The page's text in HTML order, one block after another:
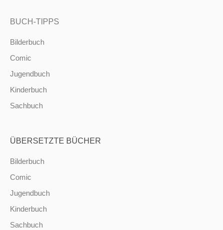
BUCH-TIPPS
Bilderbuch
Comic
Jugendbuch
Kinderbuch
Sachbuch
ÜBERSETZTE BÜCHER
Bilderbuch
Comic
Jugendbuch
Kinderbuch
Sachbuch